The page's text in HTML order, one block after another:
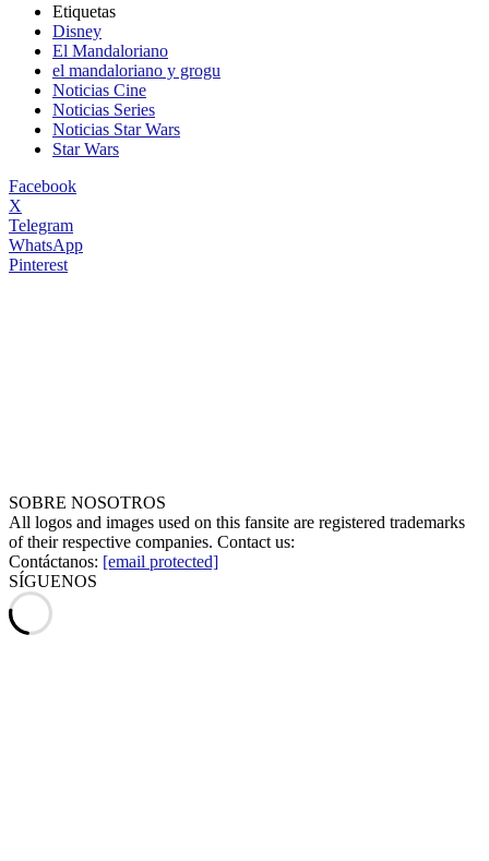
Etiquetas
Disney
El Mandaloriano
el mandaloriano y grogu
Noticias Cine
Noticias Series
Noticias Star Wars
Star Wars
Facebook
X
Telegram
WhatsApp
Pinterest
SOBRE NOSOTROS
All logos and images used on this fansite are registered trademarks
of their respective companies. Contact us:
Contáctanos: [email protected]
SÍGUENOS